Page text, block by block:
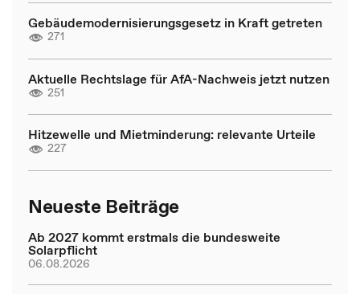
Gebäudemodernisierungsgesetz in Kraft getreten
271
Aktuelle Rechtslage für AfA-Nachweis jetzt nutzen
251
Hitzewelle und Mietminderung: relevante Urteile
227
Neueste Beiträge
Ab 2027 kommt erstmals die bundesweite
Solarpflicht
06.08.2026